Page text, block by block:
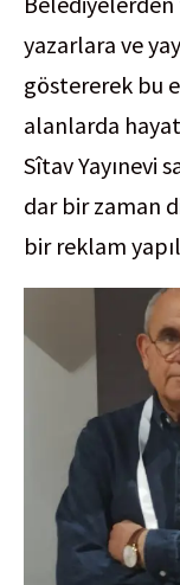
yazarlara ve
göstererek bu
alanlarda
Sîtav Yayınevi
dar bir zaman
bir reklam